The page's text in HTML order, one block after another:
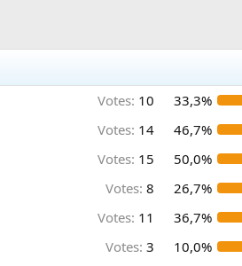
Votes: 10
33,3%
Votes: 14
46,7%
Votes: 15
50,0%
Votes: 8
26,7%
Votes: 11
36,7%
Votes: 3
10,0%